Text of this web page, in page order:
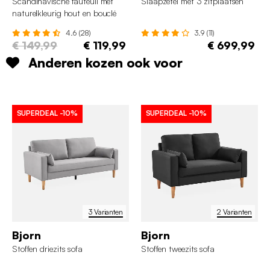
naturelkleurig hout en bouclé
4.6 (28)
€ 149,99 € 119,99
3.9 (11)
€ 699,99
Anderen kozen ook voor
3 Varianten
SUPERDEAL -10%
Bjorn
Stoffen driezits sofa
2 Varianten
SUPERDEAL -10%
Bjorn
Stoffen tweezits sofa